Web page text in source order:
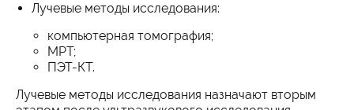
Лучевые методы исследования:
компьютерная томография;
МРТ;
ПЭТ-КТ.
Лучевые методы исследования назначают вторым